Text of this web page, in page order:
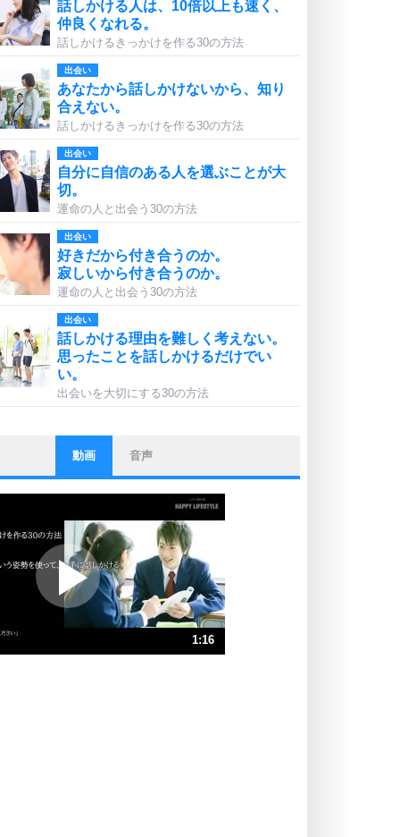
話しかける人は、10倍以上も速く、
仲良くなれる。
話しかけるきっかけを作る30の方法
出会い
あなたから話しかけないから、知り
合えない。
話しかけるきっかけを作る30の方法
出会い
自分に自信のある人を選ぶことが大
切。
運命の人と出会う30の方法
出会い
好きだから付き合うのか。
寂しいから付き合うのか。
運命の人と出会う30の方法
出会い
話しかける理由を難しく考えない。
思ったことを話しかけるだけでい
い。
出会いを大切にする30の方法
ストレス対策
他人と比べない。
いっそのこと、他人を見ない。
プラス思考
ポジティブになれない原因は、行動
しないから。
ポジティブ思考になる30の方法
ストレス対策
動画 音声
1:16